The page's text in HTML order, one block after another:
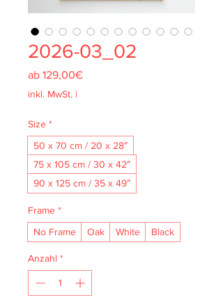
2026-03_02
ab 129,00€Sale-
inkl. MwSt. |
Size *
50 x 70 cm / 20 x 28″
75 x 105 cm / 30 x 42″
90 x 125 cm / 35 x 49″
Frame *
No Frame
Oak White Black
Anzahl *